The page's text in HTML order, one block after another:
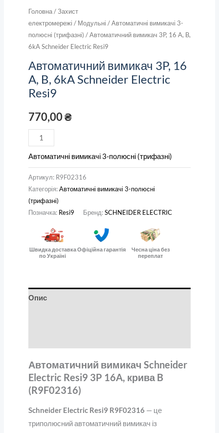
Головна/Захист
електромережі / Модульні /Автоматичні вимикачі 3-
полюсні (трифазні) / Автоматичний вимикач 3P, 16 A, B,
6kA Schneider Electric Resi9
Автоматичний вимикач 3P, 16
A, B, 6kA Schneider Electric
Resi9
770,00₴
Автоматичні вимикачі 3-полюсні (трифазні)
Артикул: R9F02316
Категорія:Автоматичні вимикачі 3-полюсні
(трифазні)
Позначка: Resi9 Бренд:SCHNEIDER ELECTRIC
Швидка доставка
по Україні
Офіційна гарантія
Чесна ціна без
переплат
Опис
Автоматичний вимикач Schneider
Electric Resi9 3P 16A, крива B
(R9F02316)
Schneider Electric Resi9 R9F02316— це
триполюсний автоматичний вимикач із